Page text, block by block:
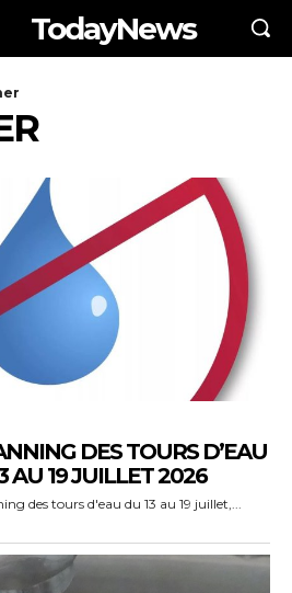
TodayNews
DES TOURS D’EAU
AU 19 JUILLET 2026
des tours d'eau du 13 au 19 juillet,...